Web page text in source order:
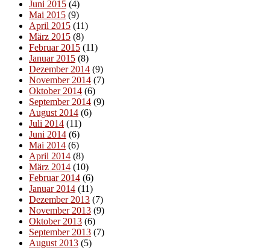
Juni 2015 (4)
Mai 2015 (9)
April 2015 (11)
März 2015 (8)
Februar 2015 (11)
Januar 2015 (8)
Dezember 2014 (9)
November 2014 (7)
Oktober 2014 (6)
September 2014 (9)
August 2014 (6)
Juli 2014 (11)
Juni 2014 (6)
Mai 2014 (6)
April 2014 (8)
März 2014 (10)
Februar 2014 (6)
Januar 2014 (11)
Dezember 2013 (7)
November 2013 (9)
Oktober 2013 (6)
September 2013 (7)
August 2013 (5)